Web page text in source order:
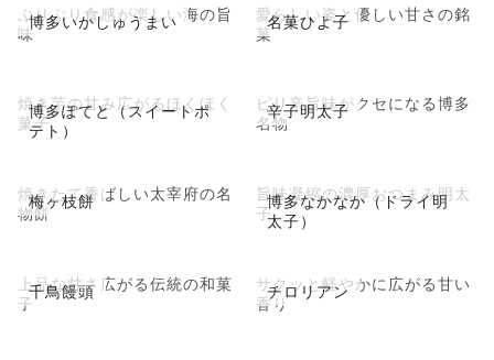
博多いかしゅうまい
ぷりぷり食感が楽しい海の旨
味
名菓ひよ子
愛らしい姿と優しい甘さの銘
菓
博多ぽてと（スイートポ
テト）
焼き芋の甘み広がるほくほく
菓子
辛子明太子
ピリ辛旨味がクセになる博多
名物
梅ヶ枝餅
焼きたて香ばしい太宰府の名
物餅
博多なかなか（ドライ明
太子）
旨味凝縮の濃厚おつまみ明太
子
千鳥饅頭
上品な甘さ広がる伝統の和菓
子
チロリアン
サクッと軽やかに広がる甘い
香り